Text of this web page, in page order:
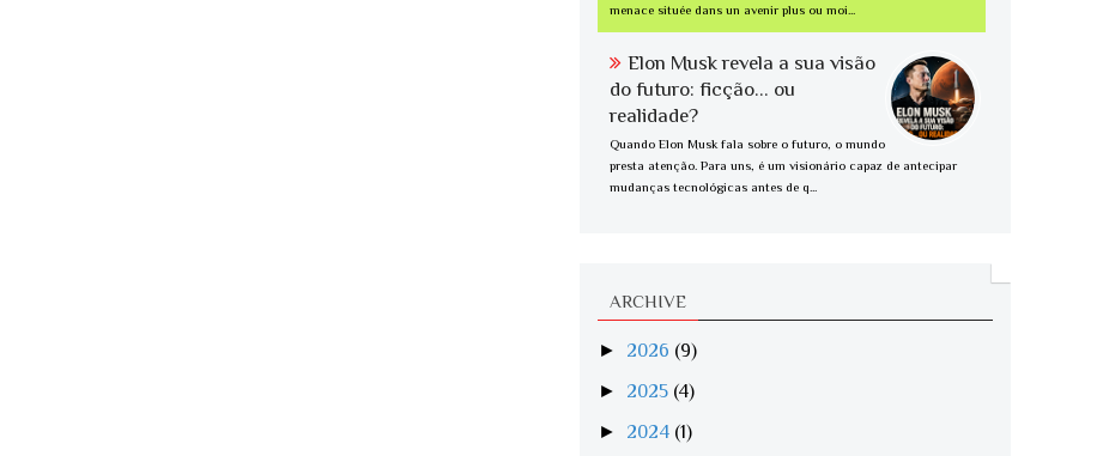
menace située dans un avenir plus ou moi...
Elon Musk revela a sua visão
do futuro: ficção... ou
realidade?
Quando Elon Musk fala sobre o futuro, o mundo
presta atenção. Para uns, é um visionário capaz de antecipar
mudanças tecnológicas antes de q...
ARCHIVE
► 2026 (9)
► 2025 (4)
► 2024 (1)